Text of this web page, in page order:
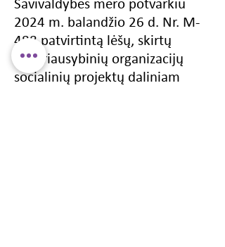
Savivaldybės mero potvarkiu
2024 m. balandžio 26 d. Nr. M-
488 patvirtintą lėšų, skirtų
nevyriausybinių organizacijų
socialinių projektų daliniam